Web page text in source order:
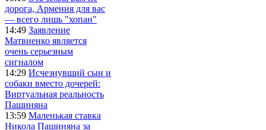
дорога, Армения для вас
— всего лишь "хопан"
14:49 Заявление
Матвиенко является
очень серьезным
сигналом
14:29 Исчезнувший сын и
собаки вместо дочерей:
Виртуальная реальность
Пашиняна
13:59 Маленькая ставка
Никола Пашиняна за